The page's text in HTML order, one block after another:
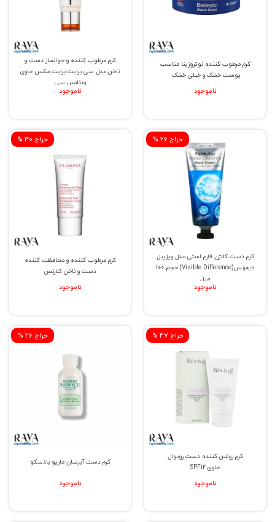
کرم مرطوب کننده نوتروژینا مناسب
پوست خشک و خیلی خشک
ناموجود
کرم مرطوب کننده و جوانساز دست و
ناخن مدل سی برایت برایت مکس حاوی
ویتامین سی
ناموجود
% حراج 26
کرم دست کلاژن فارم استی مدل ویزیبل
دیفرنس(Visible Difference) حجم 100
میل
ناموجود
% حراج 30
کرم مرطوب کننده و محافظت کننده
دست و ناخن کلارنس
ناموجود
% حراج 47
کرم روشن کننده دست رویوال
حاوی SPF12
ناموجود
% حراج 26
کرم دست آبرسان ماریو بادسکو
ناموجود